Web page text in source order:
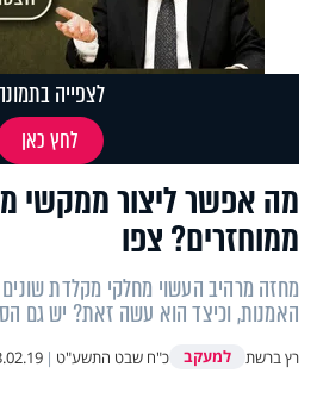
מה אפשר ליצור ממקשי
ממוחזרים? צפו
מחזה מרהיב העשוי מחלקי מקלדת
האמנות, וכיצד הוא עשה זאת? יש גם
רץ ברשת למעקב כ"ח שבט התשע"ט |
לצפייה
לחץ כאן